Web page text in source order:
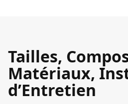
Tailles,
Matériaux,
d’Entretien